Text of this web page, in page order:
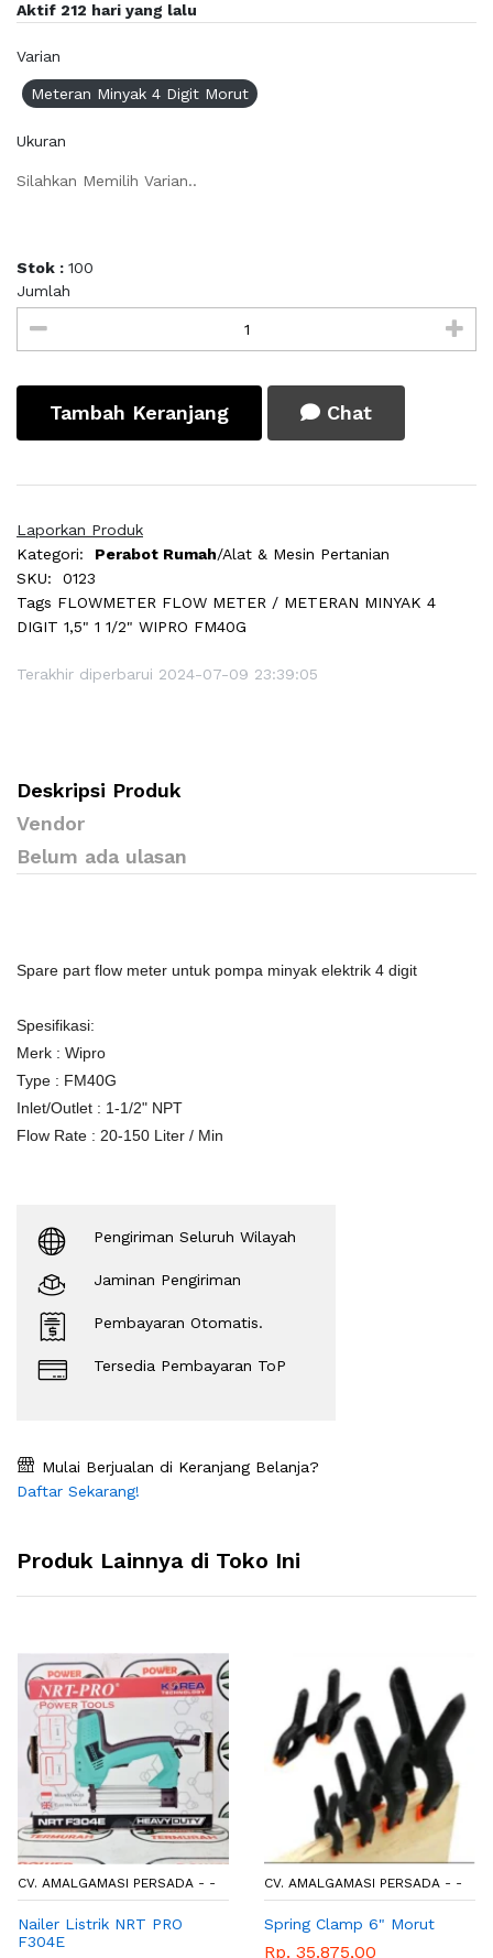
Aktif 212 hari yang lalu
Varian
Meteran Minyak 4 Digit Morut
Ukuran
Silahkan Memilih Varian..
Stok : 100
Jumlah
Tambah Keranjang Chat
Laporkan Produk
Kategori:
Perabot Rumah/Alat & Mesin Pertanian
SKU:
0123
Tags FLOWMETER FLOW METER / METERAN MINYAK 4
DIGIT 1,5" 1 1/2" WIPRO FM40G
Terakhir diperbarui 2024-07-09 23:39:05
Deskripsi Produk
Vendor
Belum ada ulasan
Spare part flow meter untuk pompa minyak elektrik 4 digit
Spesifikasi:
Merk : Wipro
Type : FM40G
Inlet/Outlet : 1-1/2" NPT
Flow Rate : 20-150 Liter / Min
Pengiriman Seluruh Wilayah
Jaminan Pengiriman
Pembayaran Otomatis.
Tersedia Pembayaran ToP
Mulai Berjualan di Keranjang Belanja?
Daftar Sekarang!
Produk Lainnya di Toko Ini
CV. AMALGAMASI PERSADA - -
Nailer Listrik NRT PRO
F304E
CV. AMALGAMASI PERSADA - -
Spring Clamp 6" Morut
Rp. 35.875,00